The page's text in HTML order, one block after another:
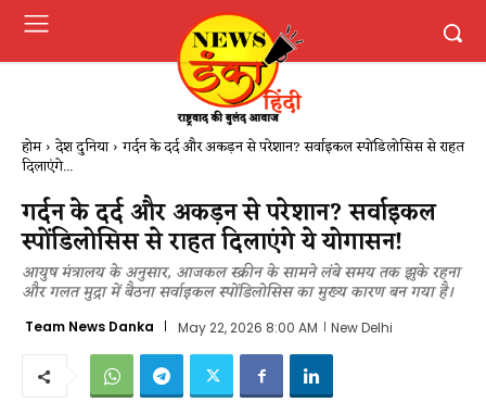
होम देश दुनिया गर्दन के दर्द और अकड़न से परेशान? सर्वाइकल स्पोंडिलोसिस से राहत
दिलाएंगे...
गर्दन के दर्द और अकड़न से परेशान? सर्वाइकल
स्पोंडिलोसिस से राहत दिलाएंगे ये योगासन!
आयुष मंत्रालय के अनुसार, आजकल स्क्रीन के सामने लंबे समय तक झुके रहना
और गलत मुद्रा में बैठना सर्वाइकल स्पोंडिलोसिस का मुख्य कारण बन गया है।
Team News Danka May 22, 2026 8:00 AM New Delhi